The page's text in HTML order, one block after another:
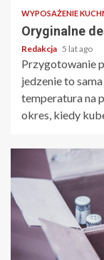
WYPOSAŻENIE
Oryginalne
Redakcja 5 lat ago
Przygotowanie
jedzenie to
temperatura na
okres, kiedy
2 min read